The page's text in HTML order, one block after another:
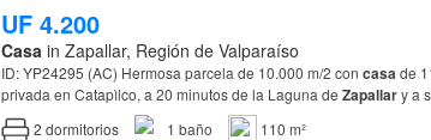
UF 4.200
Casa in Zapallar, Región de Valparaíso
ID: YP24295 (AC) Hermosa parcela de 10.000 m/2 con casade
privada en Catapìlco, a 20 minutos de la Laguna de Zapallary a
Casa
2 dormitorios 1 baño 110 m²